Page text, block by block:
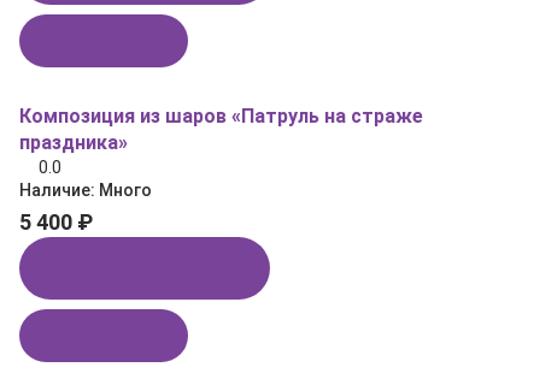
Композиция из шаров «Патруль на страже
праздника»
0.0
Наличие: Много
5 400 ₽